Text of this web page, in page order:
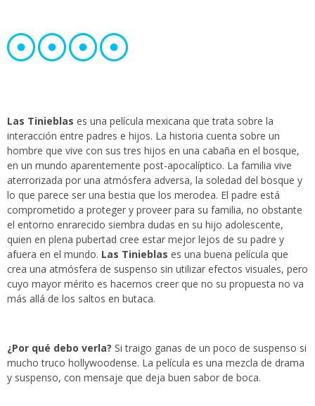
Las Tinieblas es una película mexicana que trata sobre la
interacción entre padres e hijos. La historia cuenta sobre un
hombre que vive con sus tres hijos en una cabaña en el bosque,
en un mundo aparentemente post-apocalíptico. La familia vive
aterrorizada por una atmósfera adversa, la soledad del bosque y
lo que parece ser una bestia que los merodea. El padre está
comprometido a proteger y proveer para su familia, no obstante
el entorno enrarecido siembra dudas en su hijo adolescente,
quien en plena pubertad cree estar mejor lejos de su padre y
afuera en el mundo. Las Tinieblas es una buena película que
crea una atmósfera de suspenso sin utilizar efectos visuales, pero
cuyo mayor mérito es hacernos creer que no su propuesta no va
más allá de los saltos en butaca.
¿Por qué debo verla? Si traigo ganas de un poco de suspenso si
mucho truco hollywoodense. La película es una mezcla de drama
y suspenso, con mensaje que deja buen sabor de boca.